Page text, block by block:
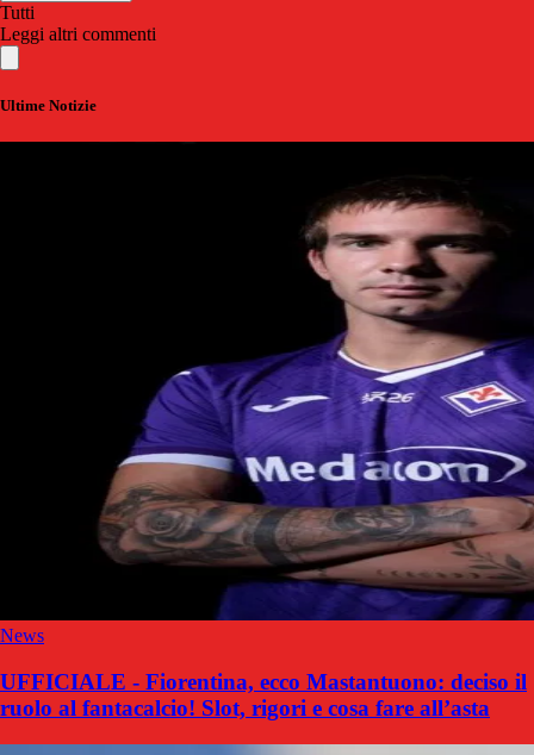
Tutti
Leggi altri commenti
Ultime Notizie
News
UFFICIALE - Fiorentina, ecco Mastantuono: deciso il
ruolo al fantacalcio! Slot, rigori e cosa fare all’asta